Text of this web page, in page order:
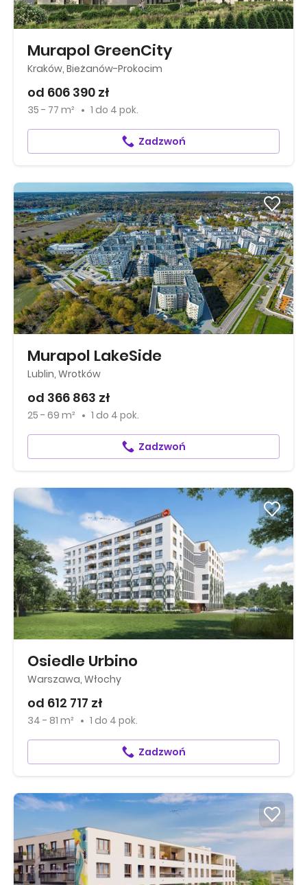
Murapol GreenCity
Kraków, Bieżanów-Prokocim
od 606 390 zł
35 - 77 m² 1 do 4 pok.
Zadzwoń
Murapol LakeSide
Lublin, Wrotków
od 366 863 zł
25 - 69 m² 1 do 4 pok.
Zadzwoń
Osiedle Urbino
Warszawa, Włochy
od 612 717 zł
34 - 81 m² 1 do 4 pok.
Zadzwoń